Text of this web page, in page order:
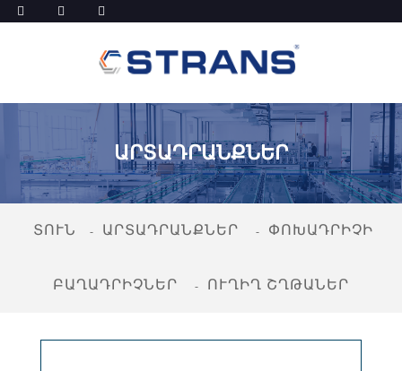
ԱՐՏԱԴՐԱՆՔՆԵՐ
ՏՈՒՆ ԱՐՏԱԴՐԱՆՔՆԵՐ ՓՈԽԱԴՐԻՉԻ
ԲԱՂԱԴՐԻՉՆԵՐ ՈՒՂԻՂ ՇՂԹԱՆԵՐ